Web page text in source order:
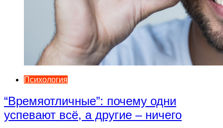
Психология
“Времяотличные”: почему одни
успевают всё, а другие – ничего